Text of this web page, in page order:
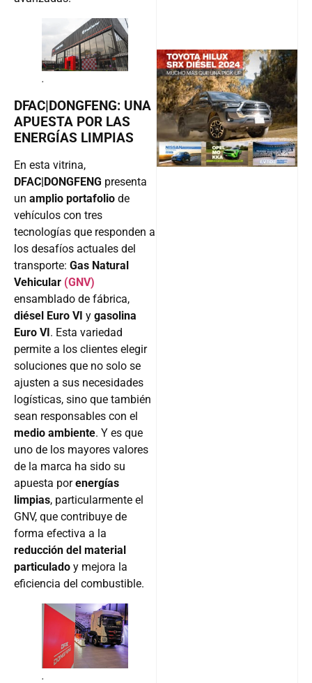
.
DFAC|DONGFENG: UNA
APUESTA POR LAS
ENERGÍAS LIMPIAS
En esta vitrina,
DFAC|DONGFENG presenta
un amplio portafolio de
vehículos con tres
tecnologías que responden a
los desafíos actuales del
transporte: Gas Natural
Vehicular (GNV)
ensamblado de fábrica,
diésel Euro VI y gasolina
Euro VI. Esta variedad
permite a los clientes elegir
soluciones que no solo se
ajusten a sus necesidades
logísticas, sino que también
sean responsables con el
medio ambiente. Y es que
uno de los mayores valores
de la marca ha sido su
apuesta porenergías
limpias, particularmente el
GNV, que contribuye de
forma efectiva a la
reducción del material
particulado y mejora la
eficiencia del combustible.
.
Follow